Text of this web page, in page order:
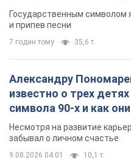
Государственным символом
и припев песни
7 годин тому 35,6 т.
Александру
известно о трех
символа 90-х и как
Несмотря на развитие
забывал о личном счастье
9.08.2026 04:01 10,1 т.